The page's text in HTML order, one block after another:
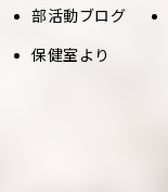
部活動ブログ
保健室より